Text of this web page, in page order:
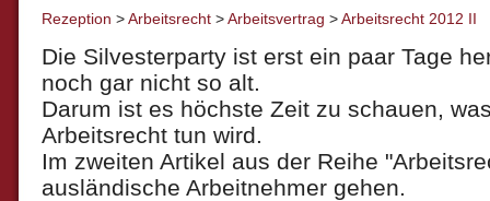
Rezeption >Arbeitsrecht>Arbeitsvertrag >Arbeitsrecht 2012 II
Die Silvesterparty ist erst ein paar Tage
noch gar nicht so alt.
Darum ist es höchste Zeit zu schauen,
Arbeitsrecht tun wird.
Im zweiten Artikel aus der Reihe
ausländische Arbeitnehmer gehen.